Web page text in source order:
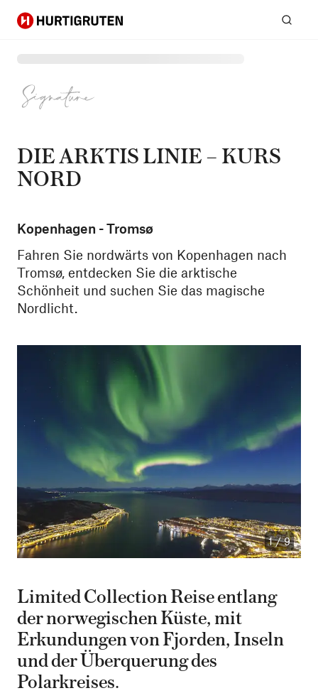
Hurtigruten
DIE ARKTIS LINIE – KURS
NORD
Kopenhagen - Tromsø
Fahren Sie nordwärts von Kopenhagen nach
Tromsø, entdecken Sie die arktische
Schönheit und suchen Sie das magische
Nordlicht.
1/9
Limited Collection Reise entlang
der norwegischen Küste, mit
Erkundungen von Fjorden, Inseln
und der Überquerung des
Polarkreises.